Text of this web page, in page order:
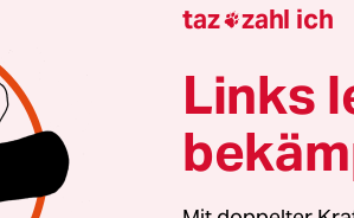
Location Scout dachte ich zuerst,
für Lokal­reporter: eingedenk
und seiner Methode des
zusammen mit den damals
als „Schnüffler“
taz zahl ich
Links